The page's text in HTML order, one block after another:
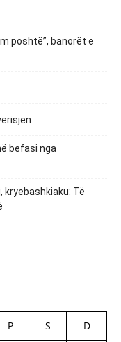
poshtë”, banorët e
befasi nga
kryebashkiaku: Të
P S D